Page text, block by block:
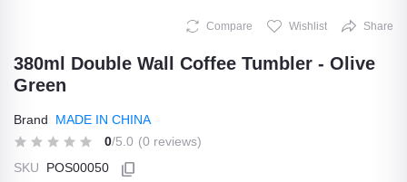
Compare Wishlist Share
380ml Double Wall Coffee Tumbler - Olive
Green
Brand
MADE IN CHINA
0/5.0 (0 reviews)
SKU
POS00050